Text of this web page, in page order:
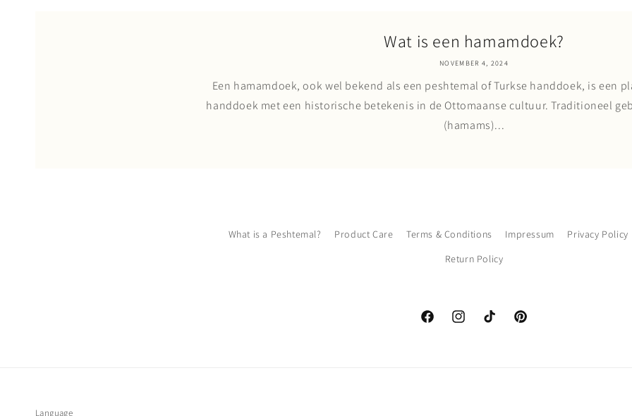
Wat is een hamamdoek?
NOVEMBER 4, 2024
Een hamamdoek, ook wel bekend als een peshtemal of Turkse handdoek, is een
handdoek met een historische betekenis in de Ottomaanse cultuur. Traditioneel
(hamams)...
What is a Peshtemal? Product Care Terms & Conditions Impressum Privacy Policy
Return Policy
FacebookInstagramTikTok Pinterest
Language